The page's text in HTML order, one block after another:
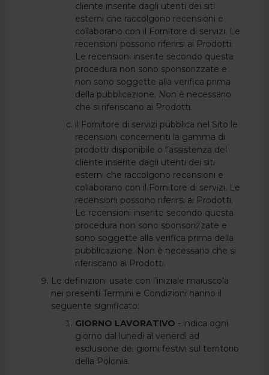
cliente inserite dagli utenti dei siti
esterni che raccolgono recensioni e
collaborano con il Fornitore di servizi. Le
recensioni possono riferirsi ai Prodotti.
Le recensioni inserite secondo questa
procedura non sono sponsorizzate e
non sono soggette alla verifica prima
della pubblicazione. Non è necessario
che si riferiscano ai Prodotti.
il Fornitore di servizi pubblica nel Sito le
recensioni concernenti la gamma di
prodotti disponibile o l’assistenza del
cliente inserite dagli utenti dei siti
esterni che raccolgono recensioni e
collaborano con il Fornitore di servizi. Le
recensioni possono riferirsi ai Prodotti.
Le recensioni inserite secondo questa
procedura non sono sponsorizzate e
sono soggette alla verifica prima della
pubblicazione. Non è necessario che si
riferiscano ai Prodotti.
Le definizioni usate con l’iniziale maiuscola
nei presenti Termini e Condizioni hanno il
seguente significato:
GIORNO LAVORATIVO - indica ogni
giorno dal lunedì al venerdì ad
esclusione dei giorni festivi sul territorio
della Polonia.